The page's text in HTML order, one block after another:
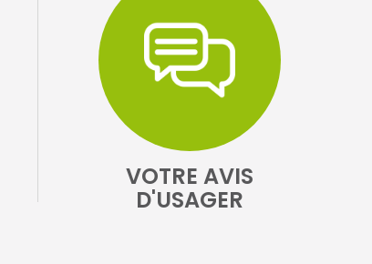
VOTRE AVIS
D'USAGER